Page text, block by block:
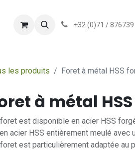
conditionsgeneralesdevente
+32 (0)71 / 876739
les produits Foret à métal HSS
à métal
est disponible en acier HSS
acier HSS entièrement meulé avec
est particulièrement adaptée au